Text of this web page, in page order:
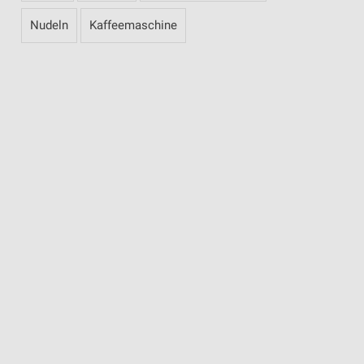
Nudeln Kaffeemaschine